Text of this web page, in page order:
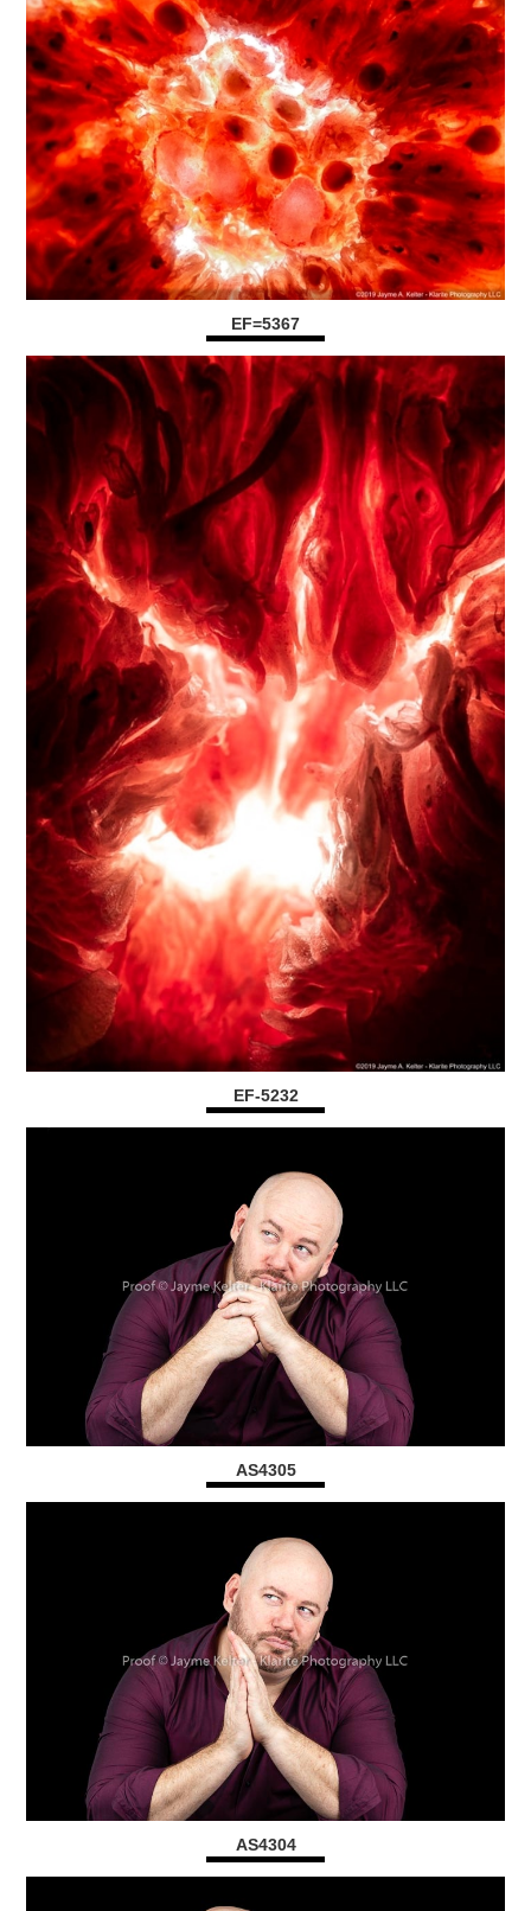
EF=5367
EF-5232
AS4305
AS4304